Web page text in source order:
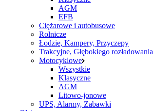
AGM
EFB
Ciężarowe i autobusowe
Rolnicze
Łodzie, Kampery, Przyczepy
Trakcyjne, Głębokiego rozładowania
Motocyklowe
Wszystkie
Klasyczne
AGM
Litowo-jonowe
UPS, Alarmy, Zabawki